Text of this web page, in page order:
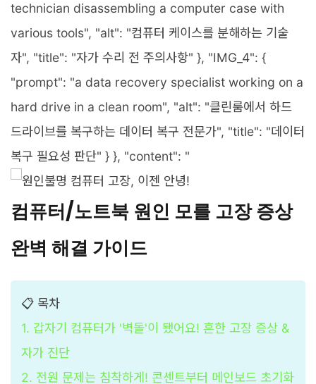
technician disassembling a computer case with
various tools", "alt": "컴퓨터 케이스를 분해하는 기술
자", "title": "자가 수리 전 주의사항" }, "IMG_4": {
"prompt": "a data recovery specialist working on a
hard drive in a clean room", "alt": "클린룸에서 하드
드라이브를 복구하는 데이터 복구 전문가", "title": "데이터
복구 필요성 판단" } }, "content": "
컴퓨터/노트북 원인 모를 고장 증상
완벽 해결 가이드
📋 목차
1. 갑자기 컴퓨터가 '벽돌'이 됐어요! 흔한 고장 증상 &
자가 진단
2. 전원 문제는 침착하게! 콘센트부터 메인보드 초기화